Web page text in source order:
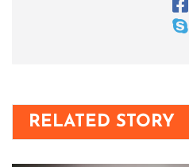
RELATED STORY